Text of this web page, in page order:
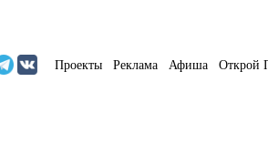
Проекты Реклама Афиша Открой